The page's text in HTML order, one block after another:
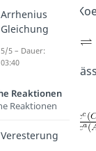
mit:
Arrhenius
Gleichung
5/5 – Dauer:
03:40
Reaktionen
Reaktionen
Veresterung